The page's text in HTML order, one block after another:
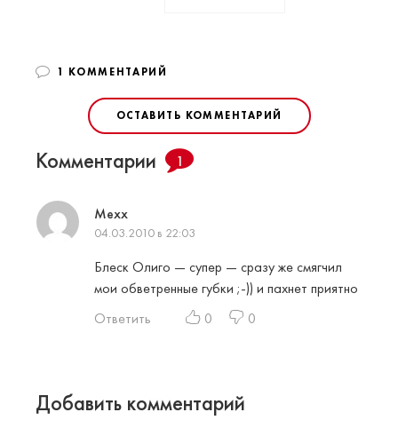
1 КОММЕНТАРИЙ
ОСТАВИТЬ КОММЕНТАРИЙ
Комментарии 1
Mexx
04.03.2010 в 22:03
Блеск Олиго — супер — сразу же смягчил
мои обветренные губки ;-)) и пахнет приятно
Ответить
0 0
Добавить комментарий